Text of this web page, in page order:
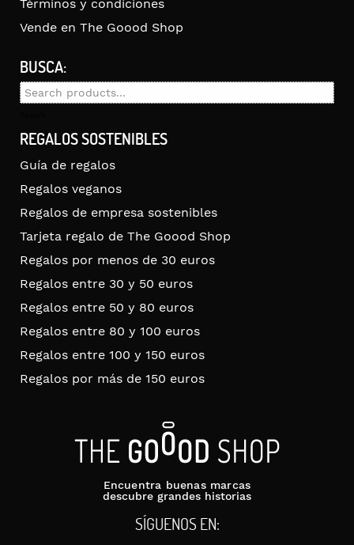
Términos y condiciones
Vende en The Goood Shop
BUSCA:
Search
REGALOS SOSTENIBLES
Guía de regalos
Regalos veganos
Regalos de empresa sostenibles
Tarjeta regalo de The Goood Shop
Regalos por menos de 30 euros
Regalos entre 30 y 50 euros
Regalos entre 50 y 80 euros
Regalos entre 80 y 100 euros
Regalos entre 100 y 150 euros
Regalos por más de 150 euros
Encuentra buenas marcas
descubre grandes historias
SÍGUENOS EN: